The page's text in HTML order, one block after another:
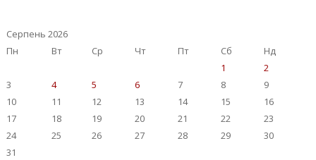
Серпень 2026
Пн
Вт Ср Чт Пт Сб
Нд
1
2
3
4 5 6 7 8
9
10
11 12 13 14 15
16
17
18 19 20 21 22
23
24
25 26 27 28 29
30
31